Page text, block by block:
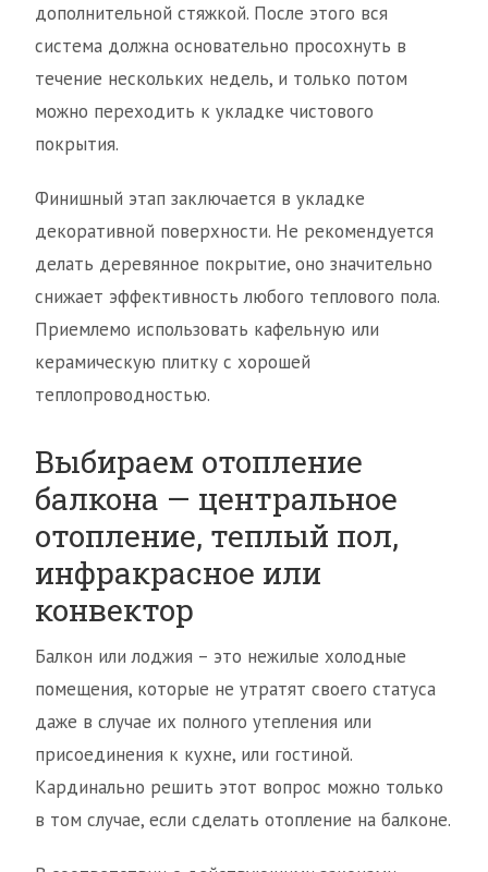
дополнительной стяжкой. После этого вся
система должна основательно просохнуть в
течение нескольких недель, и только потом
можно переходить к укладке чистового
покрытия.
Финишный этап заключается в укладке
декоративной поверхности. Не рекомендуется
делать деревянное покрытие, оно значительно
снижает эффективность любого теплового пола.
Приемлемо использовать кафельную или
керамическую плитку с хорошей
теплопроводностью.
Выбираем отопление
балкона — центральное
отопление, теплый пол,
инфракрасное или
конвектор
Балкон или лоджия – это нежилые холодные
помещения, которые не утратят своего статуса
даже в случае их полного утепления или
присоединения к кухне, или гостиной.
Кардинально решить этот вопрос можно только
в том случае, если сделать отопление на балконе.